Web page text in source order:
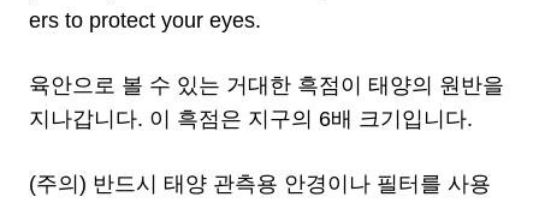
ers to protect your eyes.
육안으로 볼 수 있는 거대한 흑점이 태양의 원반을
지나갑니다. 이 흑점은 지구의 6배 크기입니다.
(주의) 반드시 태양 관측용 안경이나 필터를 사용